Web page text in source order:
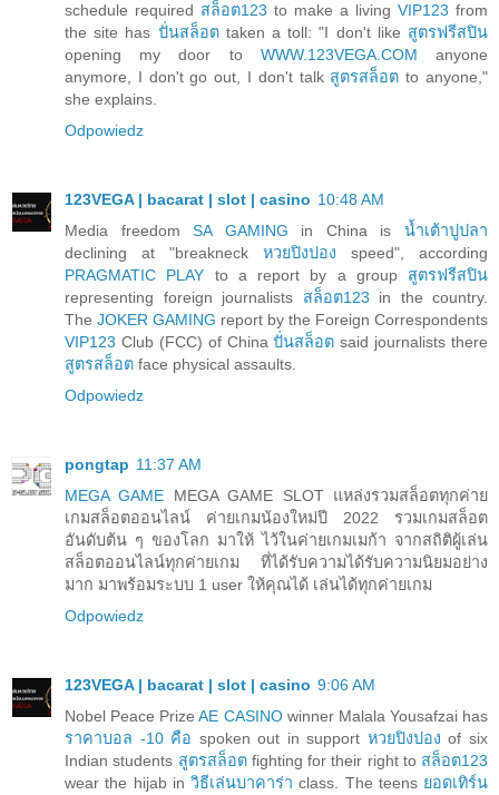
schedule required สล็อต123 to make a living VIP123 from
the site has ปั่นสล็อตtaken a toll: "I don't like สูตรฟรีสปิน
opening my door to WWW.123VEGA.COM anyone
anymore, I don't go out, I don't talk สูตรสล็อต to anyone,"
she explains.
Odpowiedz
123VEGA | bacarat | slot | casino 10:48 AM
Media freedomSA GAMING in China isน้ำเต้าปูปลา
declining at "breakneck หวยปิงปอง speed", according
PRAGMATIC PLAY to a report by a group สูตรฟรีสปิน
representing foreign journalists สล็อต123 in the country.
The JOKER GAMING report by the Foreign Correspondents
VIP123 Club (FCC) of Chinaปั่นสล็อต said journalists there
สูตรสล็อต face physical assaults.
Odpowiedz
pongtap 11:37 AM
MEGA GAME MEGA GAME SLOT แหล่งรวมสล็อตทุกค่าย
เกมสล็อตออนไลน์ ค่ายเกมน้องใหม่ปี 2022 รวมเกมสล็อต
อันดับต้น ๆ ของโลก มาให้ ไว้ในค่ายเกมเมก้า จากสถิติผู้เล่น
สล็อตออนไลน์ทุกค่ายเกม ที่ได้รับความได้รับความนิยมอย่าง
มาก มาพร้อมระบบ 1 user ให้คุณได้ เล่นได้ทุกค่ายเกม
Odpowiedz
123VEGA | bacarat | slot | casino 9:06 AM
Nobel Peace PrizeAE CASINOwinner Malala Yousafzai has
ราคาบอล -10 คือ spoken out in support หวยปิงปอง of six
Indian students สูตรสล็อตfighting for their right to สล็อต123
wear the hijab in วิธีเล่นบาคาร่า class. The teens ยอดเทิร์น